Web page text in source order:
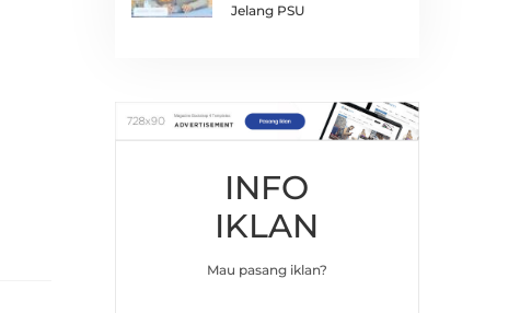
Jelang PSU
INFO
IKLAN
Mau pasang iklan?